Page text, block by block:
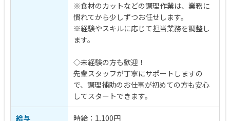
※食材のカットなどの調理作業は、業務に
慣れてから少しずつお任せします。
※経験やスキルに応じて担当業務を調整し
ます。
◇未経験の方も歓迎！
先輩スタッフが丁寧にサポートしますの
で、調理補助のお仕事が初めての方も安心
してスタートできます。
給与
時給：1,100円